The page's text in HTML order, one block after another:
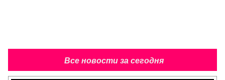
Все новости за сегодня